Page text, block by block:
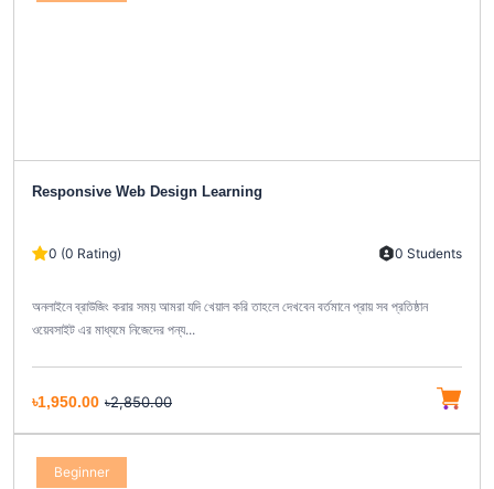
Responsive Web Design Learning
0 (0 Rating) 0 Students
অনলাইনে ব্রাউজিং করার সময় আমরা যদি খেয়াল করি তাহলে দেখবেন বর্তমানে প্রায় সব প্রতিষ্ঠান
ওয়েবসাইট এর মাধ্যমে নিজেদের পন্য...
৳1,950.00 ৳2,850.00
Beginner